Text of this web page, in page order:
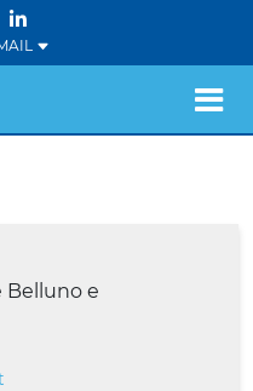
Belluno e